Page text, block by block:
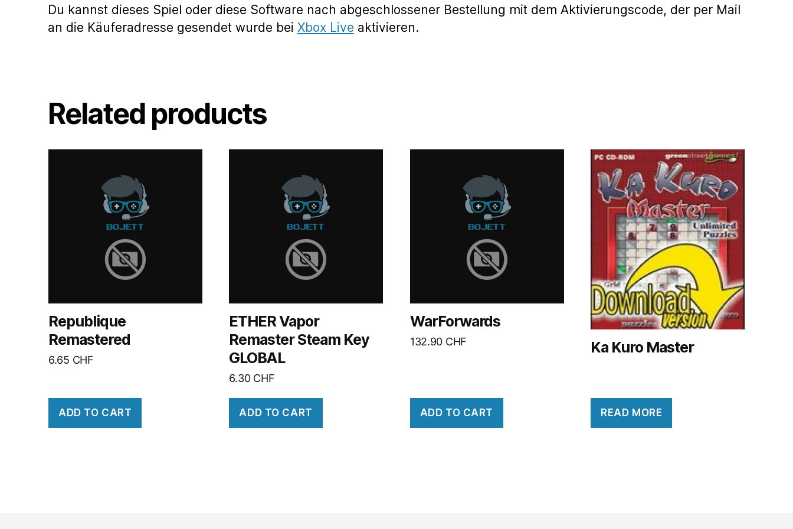
Du kannst dieses Spiel oder diese Software nach abgeschlossener Bestellung mit dem Aktivierungscode, der per Mail
an die Käuferadresse gesendet wurde bei Xbox Live aktivieren.
Related products
Republique
Remastered
6.65 CHF
ADD TO CART
ETHER Vapor
Remaster Steam Key
GLOBAL
6.30 CHF
ADD TO CART
WarForwards
132.90 CHF
ADD TO CART
Ka Kuro Master
READ MORE